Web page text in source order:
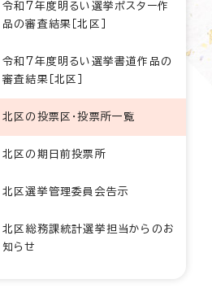
令和7年度明るい選挙ポスター作
品の審査結果［北区］
令和7年度明るい選挙書道作品の
審査結果［北区］
北区の投票区・投票所一覧
北区の期日前投票所
北区選挙管理委員会告示
北区総務課統計選挙担当からのお
知らせ